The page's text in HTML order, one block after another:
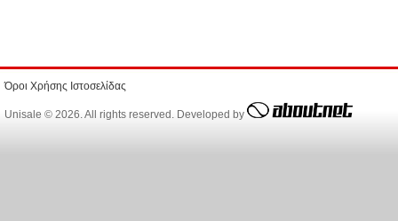
Όροι Χρήσης Ιστοσελίδας
Unisale © 2026. All rights reserved. Developed by